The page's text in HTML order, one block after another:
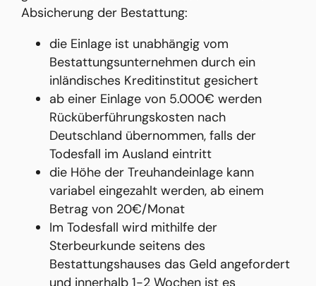
Absicherung der Bestattung:
die Einlage ist unabhängig vom
Bestattungsunternehmen durch ein
inländisches Kreditinstitut gesichert
ab einer Einlage von 5.000€ werden
Rücküberführungskosten nach
Deutschland übernommen, falls der
Todesfall im Ausland eintritt
die Höhe der Treuhandeinlage kann
variabel eingezahlt werden, ab einem
Betrag von 20€/Monat
Im Todesfall wird mithilfe der
Sterbeurkunde seitens des
Bestattungshauses das Geld angefordert
und innerhalb 1-2 Wochen ist es